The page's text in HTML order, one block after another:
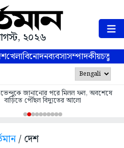
২০২৬
খেলাবিনোদনব্যবসাসম্পাদকীয়
জানানোর পরে মিলল ফল, অবশেষে
বাড়িতে পৌঁছল বিদ্যুতের আলো
/ দেশ